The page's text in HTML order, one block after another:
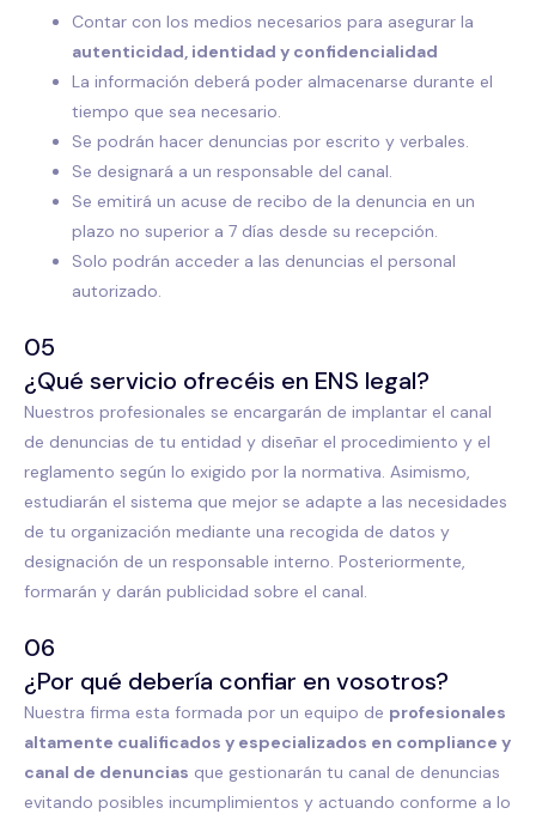
Contar con los medios necesarios para asegurar la
autenticidad, identidad y confidencialidad
La información deberá poder almacenarse durante el
tiempo que sea necesario.
Se podrán hacer denuncias por escrito y verbales.
Se designará a un responsable del canal.
Se emitirá un acuse de recibo de la denuncia en un
plazo no superior a 7 días desde su recepción.
Solo podrán acceder a las denuncias el personal
autorizado.
05
¿Qué servicio ofrecéis en ENS legal?
Nuestros profesionales se encargarán de implantar el canal
de denuncias de tu entidad y diseñar el procedimiento y el
reglamento según lo exigido por la normativa. Asimismo,
estudiarán el sistema que mejor se adapte a las necesidades
de tu organización mediante una recogida de datos y
designación de un responsable interno. Posteriormente,
formarán y darán publicidad sobre el canal.
06
¿Por qué debería confiar en vosotros?
Nuestra firma esta formada por un equipo de profesionales
altamente cualificados y especializados en compliance y
canal de denuncias que gestionarán tu canal de denuncias
evitando posibles incumplimientos y actuando conforme a lo